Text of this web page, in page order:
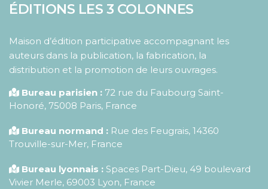
ÉDITIONS LES 3 COLONNES
Maison d’édition participative accompagnant les
auteurs dans la publication, la fabrication, la
distribution et la promotion de leurs ouvrages.
Bureau parisien : 72 rue du Faubourg Saint-
Honoré, 75008 Paris, France
Bureau normand : Rue des Feugrais, 14360
Trouville-sur-Mer, France
Bureau lyonnais : Spaces Part-Dieu, 49 boulevard
Vivier Merle, 69003 Lyon, France